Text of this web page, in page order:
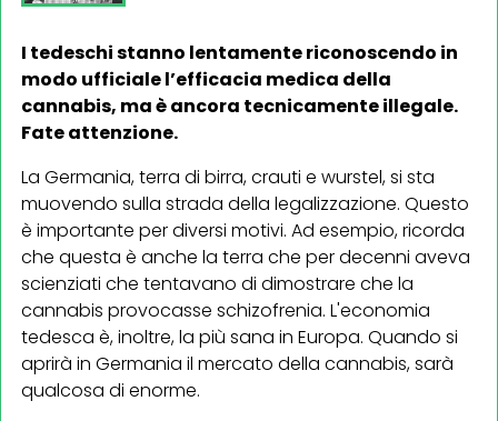
I tedeschi stanno lentamente riconoscendo in
modo ufficiale l’efficacia medica della
cannabis, ma è ancora tecnicamente illegale.
Fate attenzione.
La Germania, terra di birra, crauti e wurstel, si sta
muovendo sulla strada della legalizzazione. Questo
è importante per diversi motivi. Ad esempio, ricorda
che questa è anche la terra che per decenni aveva
scienziati che tentavano di dimostrare che la
cannabis provocasse schizofrenia. L'economia
tedesca è, inoltre, la più sana in Europa. Quando si
aprirà in Germania il mercato della cannabis, sarà
qualcosa di enorme.